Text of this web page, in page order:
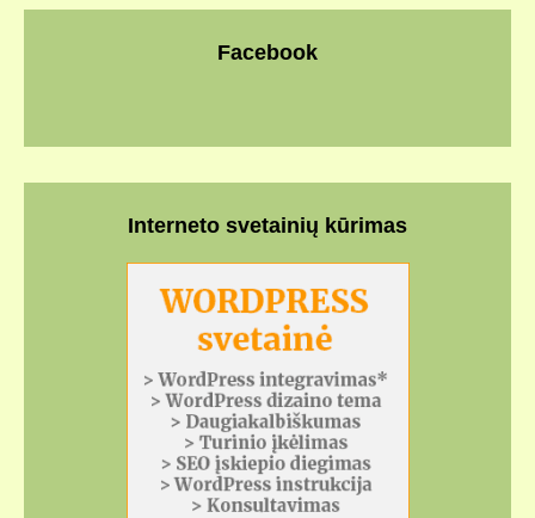
Facebook
Interneto svetainių kūrimas